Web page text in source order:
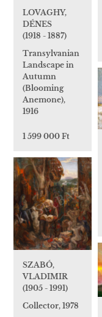
LOVAGHY,
DÉNES
(1918 - 1887)
Transylvanian
Landscape in
Autumn
(Blooming
Anemone),
1916
1 599 000 Ft
SZABÓ,
VLADIMIR
(1905 - 1991)
Collector, 1978